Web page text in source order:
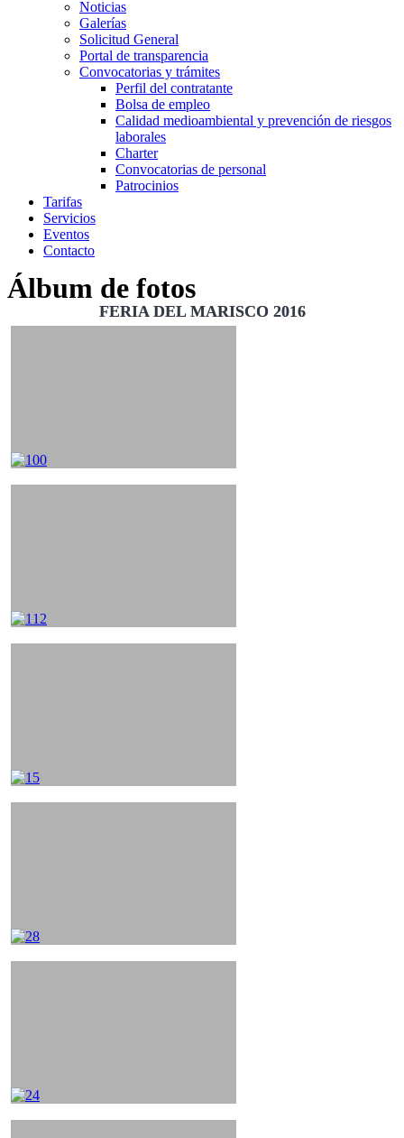
Noticias
Galerías
Solicitud General
Portal de transparencia
Convocatorias y trámites
Perfil del contratante
Bolsa de empleo
Calidad medioambiental y prevención de riesgos
laborales
Charter
Convocatorias de personal
Patrocinios
Tarifas
Servicios
Eventos
Contacto
Álbum de fotos
FERIA DEL MARISCO 2016